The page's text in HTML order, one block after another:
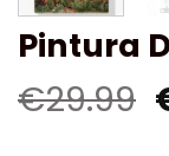
Pintura
€29.99